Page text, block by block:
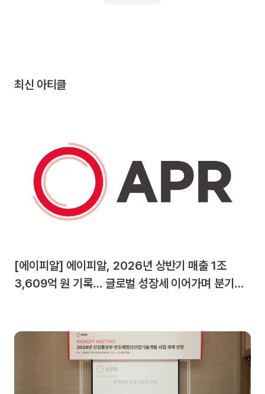
최신 아티클
[에이피알] 에이피알, 2026년 상반기 매출 1조
3,609억 원 기록… 글로벌 성장세 이어가며 분기